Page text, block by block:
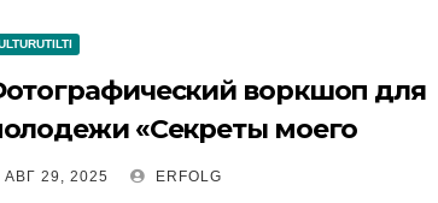
воркшоп для
«Секреты моего
АВГ 29, 2025 ERFOLG